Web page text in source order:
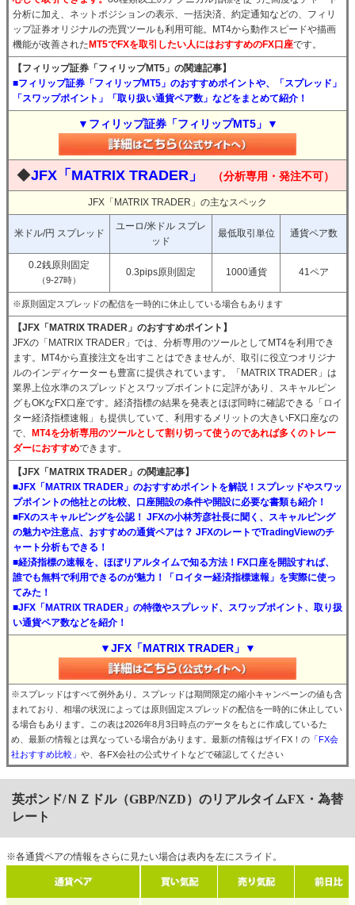
分析に加え、ネットポジションの表示、一括決済、約定通知などの、フィリ
ップ証券オリジナルの売買ツールも利用可能。MT4から動作スピードや描画
機能が改善された MT5でFXを取引したい人にはおすすめのFX口座です。
【フィリップ証券「フィリップMT5」の関連記事】
■フィリップ証券「フィリップMT5」のおすすめポイントや、「スプレッド」
「スワップポイント」「取り扱い通貨ペア数」などをまとめて紹介！
▼フィリップ証券「フィリップMT5」▼
◆JFX「MATRIX TRADER」 （分析専用・発注不可）
JFX「MATRIX TRADER」の主なスペック
米ドル/円 スプレッド
ユーロ/米ドル スプレ
ッド
最低取引単位 通貨ペア数
0.2銭原則固定
（9-27時）
0.3pips原則固定 1000通貨 41ペア
※原則固定スプレッドの配信を一時的に休止している場合もあります
【JFX「MATRIX TRADER」のおすすめポイント】
JFXの「MATRIX TRADER」では、分析専用のツールとしてMT4を利用でき
ます。MT4から直接注文を出すことはできませんが、取引に役立つオリジナ
ルのインディケーターも豊富に提供されています。「MATRIX TRADER」は
業界上位水準のスプレッドとスワップポイントに定評があり、スキャルピン
グもOKなFX口座です。経済指標の結果を発表とほぼ同時に確認できる「ロイ
ター経済指標速報」も提供していて、利用するメリットの大きいFX口座なの
で、
MT4を分析専用のツールとして割り切って使うのであれば多くのトレー
ダーにおすすめできます。
【JFX「MATRIX TRADER」の関連記事】
■JFX「MATRIX TRADER」のおすすめポイントを解説！スプレッドやスワッ
プポイントの他社との比較、口座開設の条件や開設に必要な書類も紹介！
■FXのスキャルピングを公認！ JFXの小林芳彦社長に聞く、スキャルピング
の魅力や注意点、おすすめの通貨ペアは？ JFXのレートでTradingViewのチ
ャート分析もできる！
■経済指標の速報を、ほぼリアルタイムで知る方法！FX口座を開設すれば、
誰でも無料で利用できるのが魅力！「ロイター経済指標速報」を実際に使っ
てみた！
■JFX「MATRIX TRADER」の特徴やスプレッド、スワップポイント、取り扱
い通貨ペア数などを紹介！
▼JFX「MATRIX TRADER」▼
※スプレッドはすべて例外あり。スプレッドは期間限定の縮小キャンペーンの値も含
まれており、相場の状況によっては原則固定スプレッドの配信を一時的に休止してい
る場合もあります。この表は2026年8月3日時点のデータをもとに作成しているた
め、最新の情報とは異なっている場合があります。最新の情報はザイFX！の 「FX会
社おすすめ比較」 や、各FX会社の公式サイトなどで確認してください
英ポンド/ＮＺドル（GBP/NZD）のリアルタイムFX・為替
レート
※各通貨ペアの情報をさらに見たい場合は表内を左にスライド。